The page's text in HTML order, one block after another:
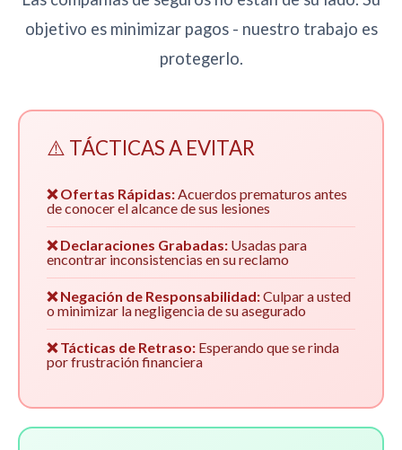
objetivo es minimizar pagos - nuestro trabajo es
protegerlo.
⚠️ TÁCTICAS A EVITAR
❌ Ofertas Rápidas:Acuerdos prematuros antes
de conocer el alcance de sus lesiones
❌ Declaraciones Grabadas: Usadas para
encontrar inconsistencias en su reclamo
❌ Negación de Responsabilidad:Culpar a usted
o minimizar la negligencia de su asegurado
❌ Tácticas de Retraso: Esperando que se rinda
por frustración financiera